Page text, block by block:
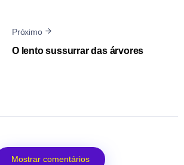
Próximo
O lento sussurrar das árvores
Mostrar comentários